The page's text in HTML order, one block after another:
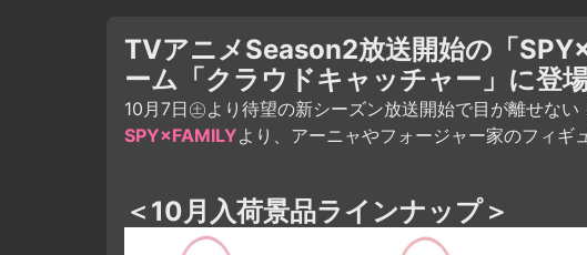
TVアニメSeason2放送開始の「
ーム「クラウドキャッチャー」に登場
10月7日㊏より待望の新シーズン放送開始で目が離せない
SPY×FAMILYより、アーニャやフォージャー家のフィギ
＜10月入荷景品ラインナップ＞